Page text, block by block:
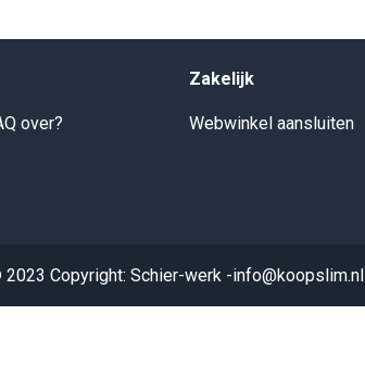
over?
Zakelijk
Webwinkel aansluiten
Copyright: Schier-werk -info@koopslim.nl